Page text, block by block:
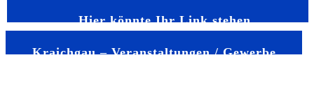
Hier könnte Ihr Link stehen
Kraichgau – Veranstaltungen / Gewerbe